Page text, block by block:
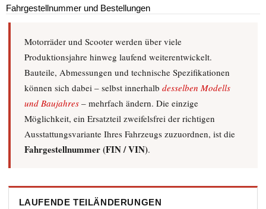
Benötigtes Feld
Name*
E-Mail*
Betreff
Fahrgestellnummer und Bestellungen
Motorräder und Scooter werden über viele
Produktionsjahre hinweg laufend weiterentwickelt.
Bauteile, Abmessungen und technische Spezifikationen
können sich dabei – selbst innerhalb desselben Modells
und Baujahres– mehrfach ändern. Die einzige
Möglichkeit, ein Ersatzteil zweifelsfrei der richtigen
Ausstattungsvariante Ihres Fahrzeugs zuzuordnen, ist die
Fahrgestellnummer (FIN / VIN).
LAUFENDE TEILÄNDERUNGEN